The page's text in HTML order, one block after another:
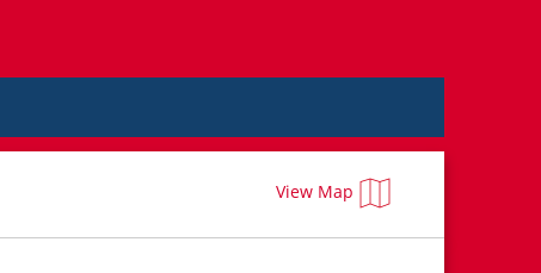
View Map